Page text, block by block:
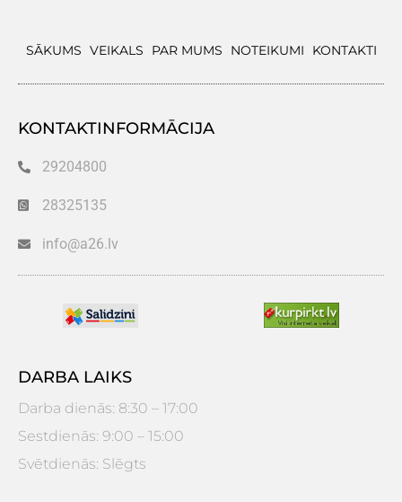
SĀKUMS VEIKALS PAR MUMS NOTEIKUMI KONTAKTI
KONTAKTINFORMĀCIJA
29204800
28325135
info@a26.lv
DARBA LAIKS
Darba dienās: 8:30 – 17:00
Sestdienās: 9:00 – 15:00
Svētdienās: Slēgts